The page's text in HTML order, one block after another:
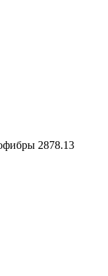
2878.13